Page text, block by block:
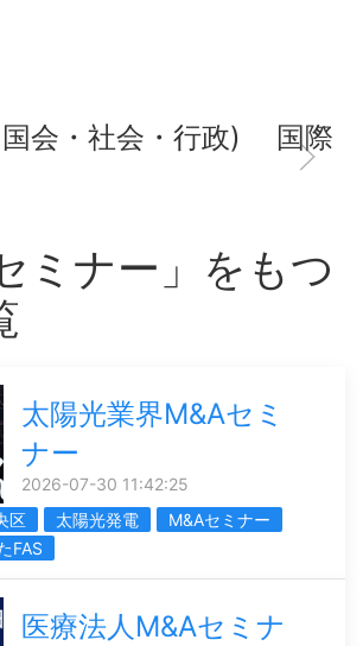
会・社会・行政) 国際
ミナー」をもつ
太陽光業界M&Aセミ
ナー
2026-07-30 11:42:25
区 太陽光発電
M&Aセミナー
FAS
医療法人M&Aセミナ